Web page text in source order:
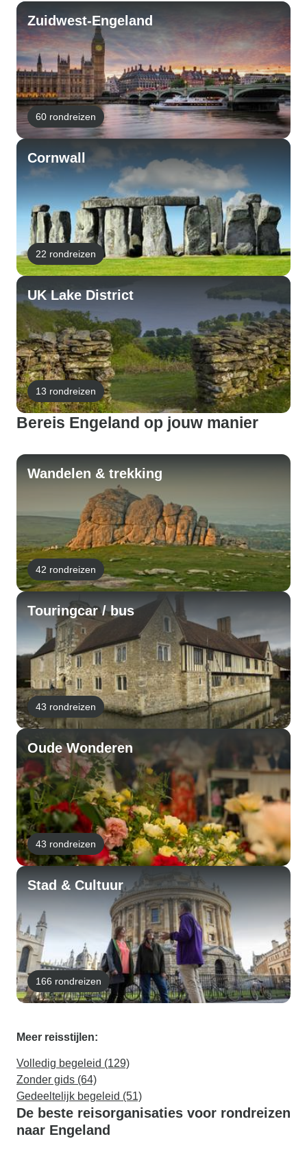
Zuidwest-Engeland
60 rondreizen
Cornwall
22 rondreizen
UK Lake District
13 rondreizen
Bereis Engeland op jouw manier
Wandelen & trekking
42 rondreizen
Touringcar / bus
43 rondreizen
Oude Wonderen
43 rondreizen
Stad & Cultuur
166 rondreizen
Meer reisstijlen:
Volledig begeleid (129)
Zonder gids (64)
Gedeeltelijk begeleid (51)
De beste reisorganisaties voor rondreizen
naar Engeland